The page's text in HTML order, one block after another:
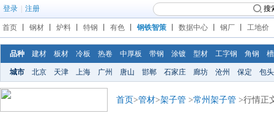
登录 注册 搜
首页 钢材 炉料 特钢 有色 钢铁智策 数据中心 钢厂 工地价
品种 建材 板材 冷板 热卷 中厚板 带钢 涂镀 型材 工字钢 角钢
城市 北京 天津 上海 广州 唐山 邯郸 石家庄 廊坊 沧州 保定 包头
首页>管材>架子管 >常州架子管 >行情正